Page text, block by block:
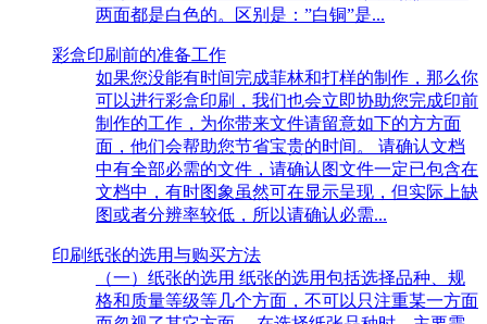
两面都是白色的。区别是：”白铜”是...
彩盒印刷前的准备工作
如果您没能有时间完成菲林和打样的制作，那么你
可以进行彩盒印刷，我们也会立即协助您完成印前
制作的工作，为你带来文件请留意如下的方方面
面，他们会帮助您节省宝贵的时间。 请确认文档
中有全部必需的文件，请确认图文件一定已包含在
文档中，有时图象虽然可在显示呈现，但实际上缺
图或者分辨率较低，所以请确认必需...
印刷纸张的选用与购买方法
（一）纸张的选用 纸张的选用包括选择品种、规
格和质量等级等几个方面，不可以只注重某一方面